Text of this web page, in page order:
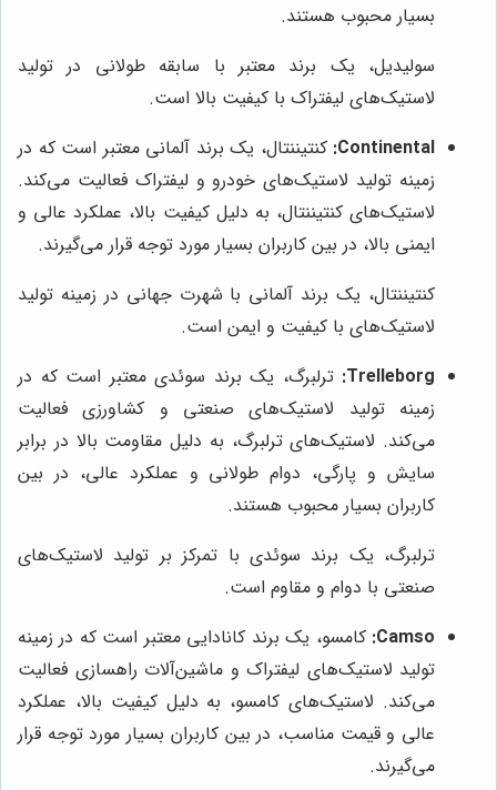
بسیار محبوب هستند.
سولیدیل، یک برند معتبر با سابقه طولانی در تولید
لاستیک‌های لیفتراک با کیفیت بالا است.
Continental: کنتیننتال، یک برند آلمانی معتبر است که در
زمینه تولید لاستیک‌های خودرو و لیفتراک فعالیت می‌کند.
لاستیک‌های کنتیننتال، به دلیل کیفیت بالا، عملکرد عالی و
ایمنی بالا، در بین کاربران بسیار مورد توجه قرار می‌گیرند.
کنتیننتال، یک برند آلمانی با شهرت جهانی در زمینه تولید
لاستیک‌های با کیفیت و ایمن است.
Trelleborg: ترلبرگ، یک برند سوئدی معتبر است که در
زمینه تولید لاستیک‌های صنعتی و کشاورزی فعالیت
می‌کند. لاستیک‌های ترلبرگ، به دلیل مقاومت بالا در برابر
سایش و پارگی، دوام طولانی و عملکرد عالی، در بین
کاربران بسیار محبوب هستند.
ترلبرگ، یک برند سوئدی با تمرکز بر تولید لاستیک‌های
صنعتی با دوام و مقاوم است.
Camso: کامسو، یک برند کانادایی معتبر است که در زمینه
تولید لاستیک‌های لیفتراک و ماشین‌آلات راهسازی فعالیت
می‌کند. لاستیک‌های کامسو، به دلیل کیفیت بالا، عملکرد
عالی و قیمت مناسب، در بین کاربران بسیار مورد توجه قرار
می‌گیرند.